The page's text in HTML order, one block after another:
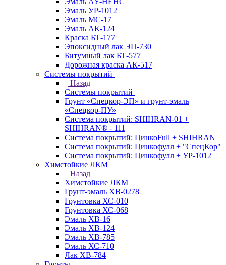
Эмаль УР-1012
Эмаль МС-17
Эмаль АК-124
Краска БТ-177
Эпоксидный лак ЭП-730
Битумный лак БТ-577
Дорожная краска АК-517
Системы покрытий
Назад
Системы покрытий
Грунт «Спецкор-ЭП» и грунт-эмаль
«Спецкор-ПУ»
Система покрытий: SHIHRAN-01 +
SHIHRAN® - 111
Система покрытий: ЦинкоFull + SHIHRAN
Система покрытий: Цинкофулл + "СпецКор"
Система покрытий: Цинкофулл + УР-1012
Химстойкие ЛКМ
Назад
Химстойкие ЛКМ
Грунт-эмаль ХВ-0278
Грунтовка ХС-010
Грунтовка ХС-068
Эмаль ХВ-16
Эмаль ХВ-124
Эмаль ХВ-785
Эмаль ХС-710
Лак ХВ-784